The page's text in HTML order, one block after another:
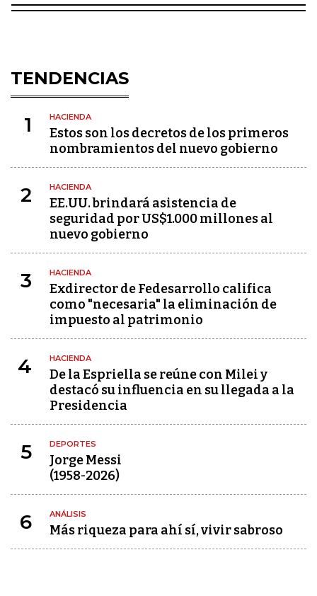
TENDENCIAS
1 HACIENDA
Estos son los decretos de los primeros
nombramientos del nuevo gobierno
2 HACIENDA
EE.UU. brindará asistencia de
seguridad por US$1.000 millones al
nuevo gobierno
3 HACIENDA
Exdirector de Fedesarrollo califica
como "necesaria" la eliminación de
impuesto al patrimonio
4 HACIENDA
De la Espriella se reúne con Milei y
destacó su influencia en su llegada a la
Presidencia
5 DEPORTES
Jorge Messi
(1958-2026)
6 ANÁLISIS
Más riqueza para ahí sí, vivir sabroso